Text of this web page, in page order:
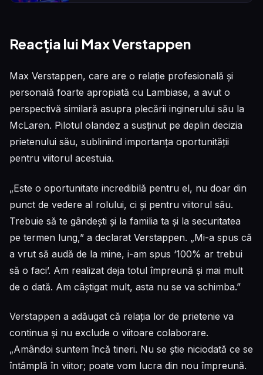
Reacția lui Max Verstappen
Max Verstappen, care are o relație profesională și
personală foarte apropiată cu Lambiase, a avut o
perspectivă similară asupra plecării inginerului său la
McLaren. Pilotul olandez a susținut pe deplin decizia
prietenului său, subliniind importanța oportunității
pentru viitorul acestuia.
„Este o oportunitate incredibilă pentru el, nu doar din
punct de vedere al rolului, ci și pentru viitorul său.
Trebuie să te gândești și la familia ta și la securitatea
pe termen lung,” a declarat Verstappen. „Mi-a spus că
a vrut să audă de la mine, i-am spus ‘100% ar trebui
să o faci’. Am realizat deja totul împreună și mai mult
de o dată. Am câștigat mult, asta nu se va schimba.”
Verstappen a adăugat că relația lor de prietenie va
continua și nu exclude o viitoare colaborare.
„Amândoi suntem încă tineri. Nu se știe niciodată ce se
întâmplă în viitor; poate vom lucra din nou împreună.